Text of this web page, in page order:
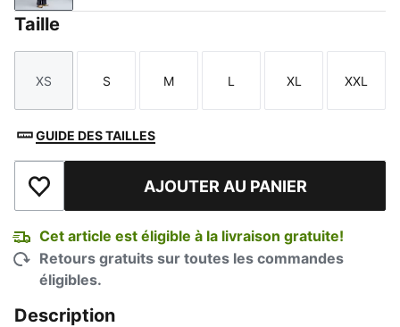
Taille
Taille
XS
Taille
S
Taille
M
Taille
L
Taille
XL
Taille
XXL
GUIDE DES TAILLES
Ajouter à la liste de souhaits
AJOUTER AU PANIER
Cet article est éligible à la livraison gratuite!
Retours gratuits sur toutes les commandes
éligibles.
Description